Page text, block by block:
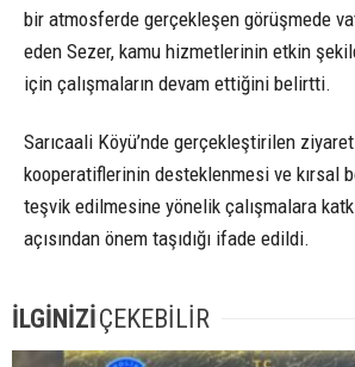
bir atmosferde gerçekleşen görüşmede
eden Sezer, kamu hizmetlerinin etkin
için çalışmaların devam ettiğini belirtti.
Sarıcaali Köyü’nde gerçekleştirilen
kooperatiflerinin desteklenmesi ve kırsal
teşvik edilmesine yönelik çalışmalara
açısından önem taşıdığı ifade edildi.
İLGİNİZİÇEKEBİLİR